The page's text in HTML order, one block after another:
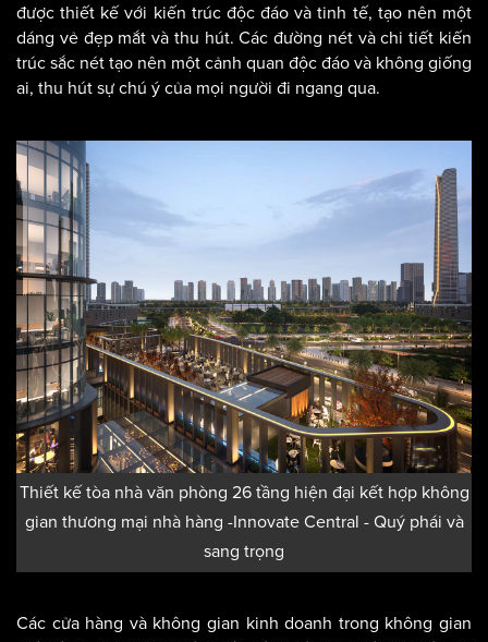
được thiết kế với kiến trúc độc đáo và tinh tế, tạo nên một
dáng vẻ đẹp mắt và thu hút. Các đường nét và chi tiết kiến
trúc sắc nét tạo nên một cảnh quan độc đáo và không giống
ai, thu hút sự chú ý của mọi người đi ngang qua.
Thiết kế tòa nhà văn phòng 26 tầng hiện đại kết hợp không
gian thương mại nhà hàng -Innovate Central - Quý phái và
sang trọng
Các cửa hàng và không gian kinh doanh trong không gian